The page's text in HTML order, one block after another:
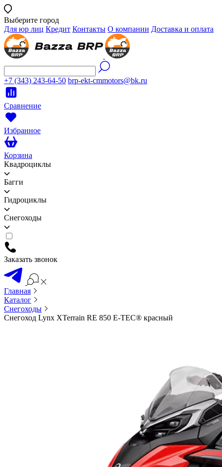
Выберите город
Для юр лиц Кредит Контакты О компании Доставка и оплата
+7 (343) 243-64-50 brp-ekt-cmmotors@bk.ru
Сравнение
Избранное
Корзина
Квадроциклы
Багги
Гидроциклы
Снегоходы
Заказать звонок
Главная
Каталог
Снегоходы
Снегоход Lynx XTerrain RE 850 E-TEC® красный